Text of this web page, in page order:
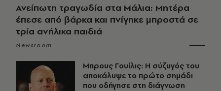
Ανείπωτη τραγωδία στα Μάλια: Μητέρα
έπεσε από βάρκα και πνίγηκε μπροστά σε
τρία ανήλικα παιδιά
Newsroom
Μπρους Γουίλις: Η σύζυγός του
αποκάλυψε το πρώτο σημάδι
που οδήγησε στη διάγνωση